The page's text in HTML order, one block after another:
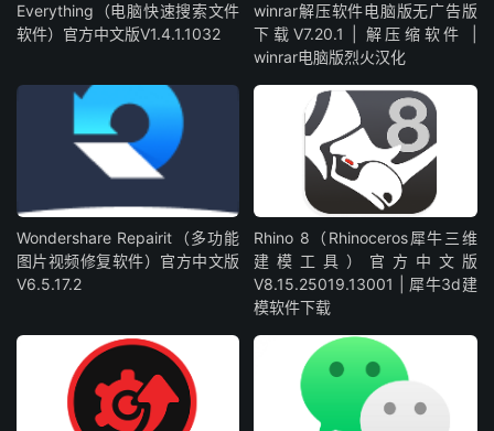
Everything（电脑快速搜索文件
软件）官方中文版V1.4.1.1032
winrar解压软件电脑版无广告版
下载V7.20.1 | 解压缩软件 |
winrar电脑版烈火汉化
Wondershare Repairit（多功能
图片视频修复软件）官方中文版
V6.5.17.2
Rhino 8（Rhinoceros犀牛三维
建模工具）官方中文版
V8.15.25019.13001 | 犀牛3d建
模软件下载